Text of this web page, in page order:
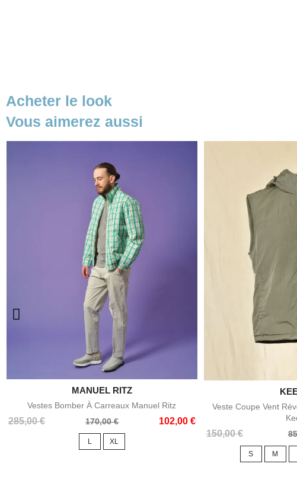
Acheter le look
Vous aimerez aussi
Aperçu rapide
MANUEL RITZ
Vestes Bomber À Carreaux Manuel Ritz
285,00 €
Prix
170,00 € 102,00 €
Prix
L XL
Veste Coupe Vent
150,00 €
Prix
Prix
S M